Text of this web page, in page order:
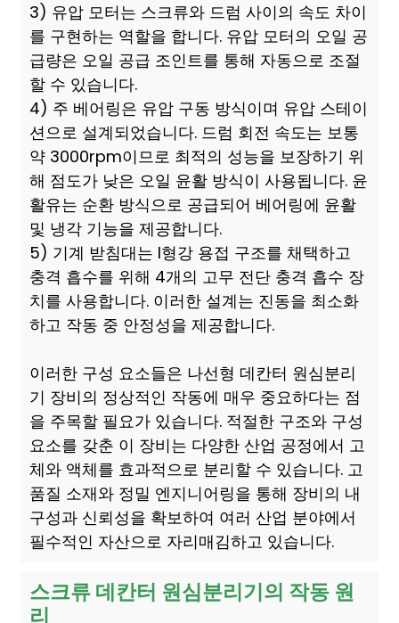
3) 유압 모터는 스크류와 드럼 사이의 속도 차이
를 구현하는 역할을 합니다. 유압 모터의 오일 공
급량은 오일 공급 조인트를 통해 자동으로 조절
할 수 있습니다.
4) 주 베어링은 유압 구동 방식이며 유압 스테이
션으로 설계되었습니다. 드럼 회전 속도는 보통
약 3000rpm이므로 최적의 성능을 보장하기 위
해 점도가 낮은 오일 윤활 방식이 사용됩니다. 윤
활유는 순환 방식으로 공급되어 베어링에 윤활
및 냉각 기능을 제공합니다.
5) 기계 받침대는 I형강 용접 구조를 채택하고
충격 흡수를 위해 4개의 고무 전단 충격 흡수 장
치를 사용합니다. 이러한 설계는 진동을 최소화
하고 작동 중 안정성을 제공합니다.
이러한 구성 요소들은 나선형 데칸터 원심분리
기 장비의 정상적인 작동에 매우 중요하다는 점
을 주목할 필요가 있습니다. 적절한 구조와 구성
요소를 갖춘 이 장비는 다양한 산업 공정에서 고
체와 액체를 효과적으로 분리할 수 있습니다. 고
품질 소재와 정밀 엔지니어링을 통해 장비의 내
구성과 신뢰성을 확보하여 여러 산업 분야에서
필수적인 자산으로 자리매김하고 있습니다.
스크류 데칸터 원심분리기의 작동 원
리